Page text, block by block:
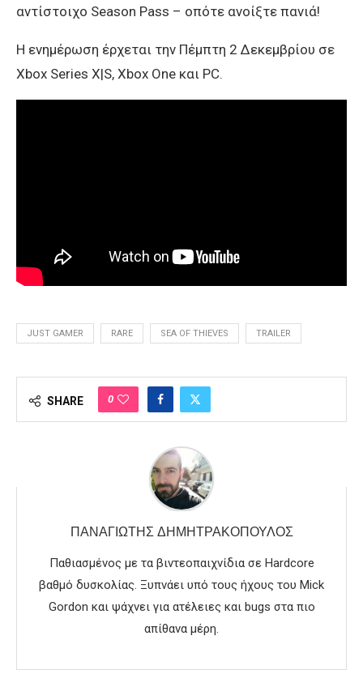
αντίστοιχο Season Pass – οπότε ανοίξτε πανιά!
Η ενημέρωση έρχεται την Πέμπτη 2 Δεκεμβρίου σε
Xbox Series X|S, Xbox One και PC.
JUST GAMER RARE SEA OF THIEVES TRAILER
SHARE 0
ΠΑΝΑΓΙΏΤΗΣ ΔΗΜΗΤΡΑΚΌΠΟΥΛΟΣ
Παθιασμένος με τα βιντεοπαιχνίδια σε Hardcore
βαθμό δυσκολίας. Ξυπνάει υπό τους ήχους του Mick
Gordon και ψάχνει για ατέλειες και bugs στα πιο
απίθανα μέρη.